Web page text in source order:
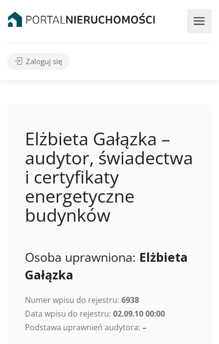
Zaloguj się
Elżbieta Gałązka –
audytor, świadectwa
i certyfikaty
energetyczne
budynków
Osoba uprawniona: Elżbieta
Gałązka
Numer wpisu do rejestru: 6938
Data wpisu do rejestru: 02.09.10 00:00
Podstawa uprawnień audytora: –